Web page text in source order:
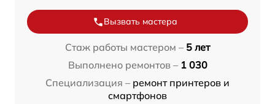
Вызвать мастера
Стаж работы мастером – 5 лет
Выполнено ремонтов – 1 030
Специализация – ремонт принтеров и
смартфонов